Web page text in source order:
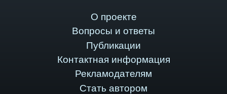
О проекте
Вопросы и ответы
Публикации
Контактная информация
Рекламодателям
Стать автором